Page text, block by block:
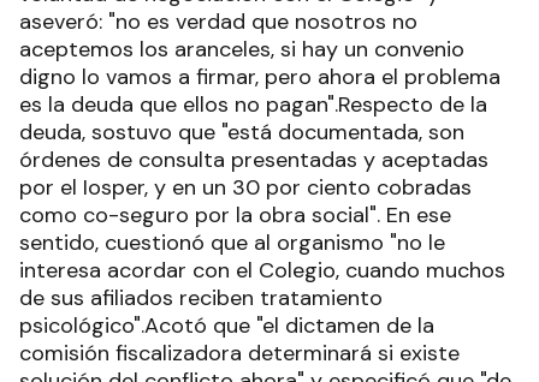
aseveró: "no es verdad que nosotros no
aceptemos los aranceles, si hay un convenio
digno lo vamos a firmar, pero ahora el problema
es la deuda que ellos no pagan".Respecto de la
deuda, sostuvo que "está documentada, son
órdenes de consulta presentadas y aceptadas
por el Iosper, y en un 30 por ciento cobradas
como co-seguro por la obra social". En ese
sentido, cuestionó que al organismo "no le
interesa acordar con el Colegio, cuando muchos
de sus afiliados reciben tratamiento
psicológico".Acotó que "el dictamen de la
comisión fiscalizadora determinará si existe